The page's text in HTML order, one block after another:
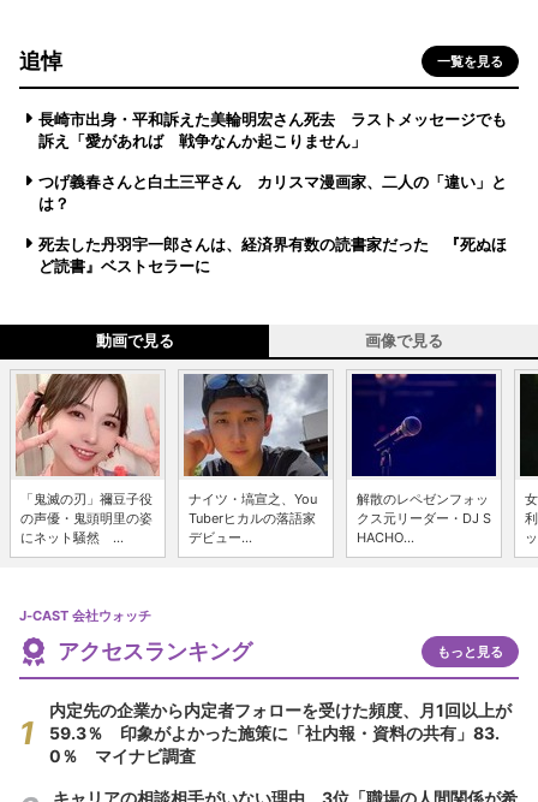
追悼 一覧を見る
長崎市出身・平和訴えた美輪明宏さん死去 ラストメッセージでも
訴え「愛があれば 戦争なんか起こりません」
つげ義春さんと白土三平さん カリスマ漫画家、二人の「違い」と
は？
死去した丹羽宇一郎さんは、経済界有数の読書家だった 『死ぬほ
ど読書』ベストセラーに
動画で見る 画像で見る
「鬼滅の刃」禰豆子役
の声優・鬼頭明里の姿
にネット騒然 ...
ナイツ・塙宣之、You
Tuberヒカルの落語家
デビュー...
解散のレペゼンフォッ
クス元リーダー・DJ S
HACHO...
J-CAST 会社ウォッチ
アクセスランキング もっと見る
内定先の企業から内定者フォローを受けた頻度、月1回以上が
59.3％ 印象がよかった施策に「社内報・資料の共有」83.
0％ マイナビ調査
キャリアの相談相手がいない理由 3位「職場の人間関係が希